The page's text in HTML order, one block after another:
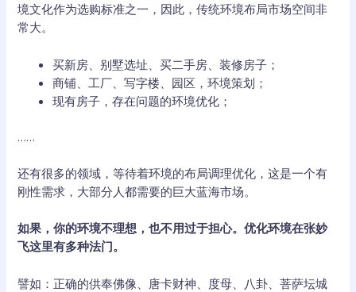
境文化作为选购标准之一，因此，传统环境布局市场空间非
常大。
买新房、别墅选址、买二手房、装修房子；
商铺、工厂、写字楼、园区，环境策划；
现有房子，存在问题的环境优化；
……
还有很多的领域，等待着环境的布局调理优化，这是一个有
刚性需求，大部分人都需要的巨大蓝海市场。
如果，你的环境不理想，也不用过于担心。优化环境在张妙
飞这里有多种法门。
譬如：正确的供奉佛像、唐卡财神、度母、八卦、菩萨坛城